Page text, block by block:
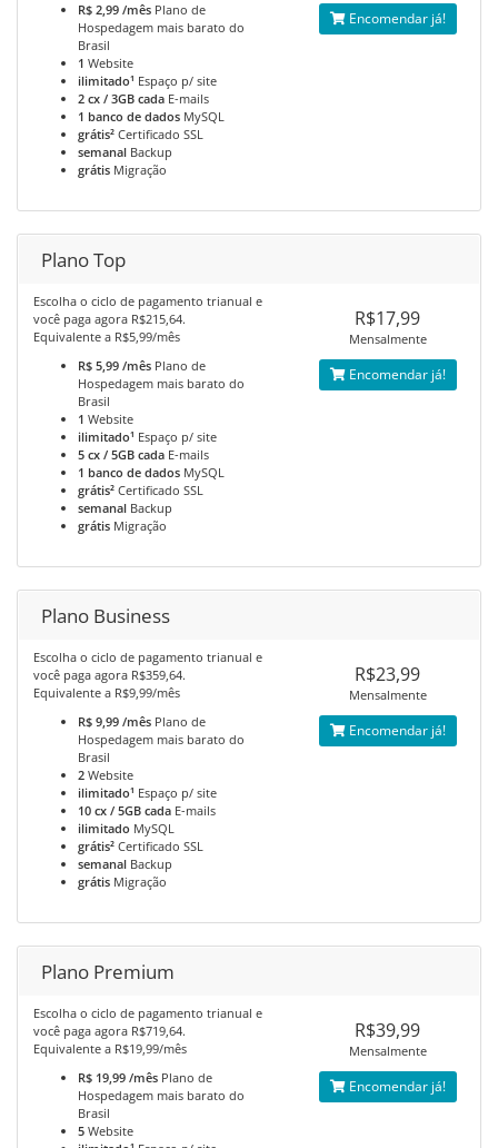
R$ 2,99 /mês Plano de
Hospedagem mais barato do
Brasil
1 Website
ilimitado¹ Espaço p/ site
2 cx / 3GB cada E-mails
1 banco de dados MySQL
grátis² Certificado SSL
semanal Backup
grátis Migração
Encomendar já!
Plano Top
Escolha o ciclo de pagamento trianual e
você paga agora R$215,64.
Equivalente a R$5,99/mês
R$ 5,99 /mês Plano de
Hospedagem mais barato do
Brasil
1 Website
ilimitado¹ Espaço p/ site
5 cx / 5GB cada E-mails
1 banco de dados MySQL
grátis² Certificado SSL
semanal Backup
grátis Migração
R$17,99
Mensalmente
Encomendar já!
Plano Business
Escolha o ciclo de pagamento trianual e
você paga agora R$359,64.
Equivalente a R$9,99/mês
R$ 9,99 /mês Plano de
Hospedagem mais barato do
Brasil
2 Website
ilimitado¹ Espaço p/ site
10 cx / 5GB cada E-mails
ilimitado MySQL
grátis² Certificado SSL
semanal Backup
grátis Migração
R$23,99
Mensalmente
Encomendar já!
Plano Premium
Escolha o ciclo de pagamento trianual e
você paga agora R$719,64.
Equivalente a R$19,99/mês
R$ 19,99 /mês Plano de
Hospedagem mais barato do
Brasil
5 Website
R$39,99
Mensalmente
Encomendar já!